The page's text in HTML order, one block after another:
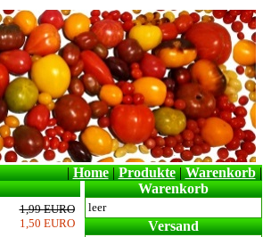
|Home|Produkte|Warenkorb|
1,99 EURO
1,50 EURO
Warenkorb
leer
Versand